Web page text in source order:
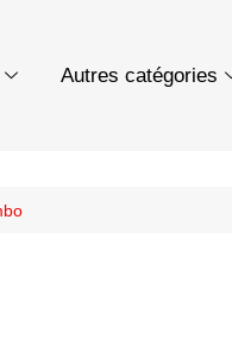
Autres catégories